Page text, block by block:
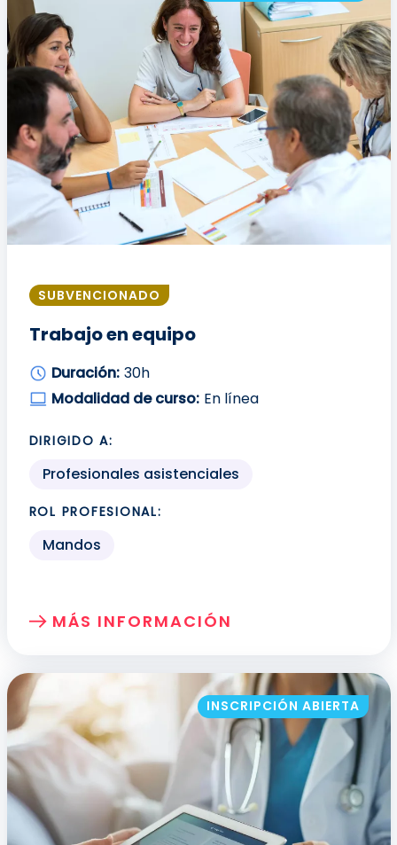
SUBVENCIONADO
Trabajo en equipo
Duración: 30h
Modalidad de curso: En línea
DIRIGIDO A:
Profesionales asistenciales
ROL PROFESIONAL:
Mandos
MÁS INFORMACIÓN
SOBRE: TRABAJO EN EQUIPO
INSCRIPCIÓN ABIERTA